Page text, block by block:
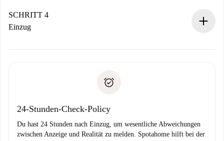
stellen den Kontakt her.
Wenn der Vermieter ablehnen muss, entstehen keine
SCHRITT 4
Einzug
24-Stunden-Check-Policy
Du hast 24 Stunden nach Einzug, um wesentliche Abweichungen
zwischen Anzeige und Realität zu melden. Spotahome hilft bei der